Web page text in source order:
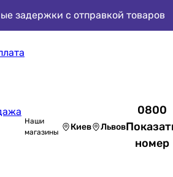
задержки с отправкой товаров
Наши
магазины
Киев Львов
0800
номер